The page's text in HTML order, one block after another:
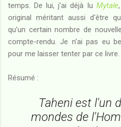
temps. De lui, j'ai déjà lu Mytale
original méritant aussi d'être
qu'un certain nombre de
compte-rendu. Je n'ai pas eu
pour me laisser tenter par ce livre.
Résumé :
Taheni est l'un
mondes de